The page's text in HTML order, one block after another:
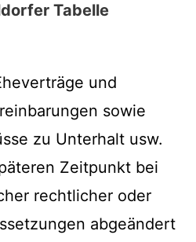
Tabelle
und
sowie
zu Unterhalt usw.
Zeitpunkt bei
rechtlicher oder
abgeändert